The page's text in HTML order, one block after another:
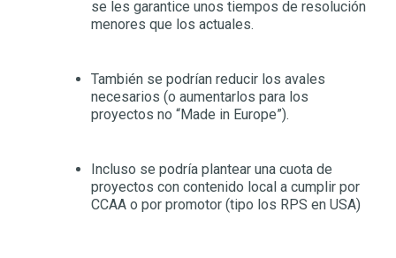
se les garantice unos tiempos de resolución
menores que los actuales.
También se podrían reducir los avales
necesarios (o aumentarlos para los
proyectos no “Made in Europe”).
Incluso se podría plantear una cuota de
proyectos con contenido local a cumplir por
CCAA o por promotor (tipo los RPS en USA)